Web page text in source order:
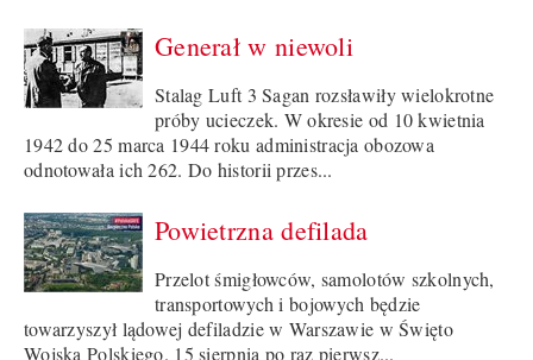
Generał w niewoli
Stalag Luft 3 Sagan rozsławiły wielokrotne
próby ucieczek. W okresie od 10 kwietnia
1942 do 25 marca 1944 roku administracja obozowa
odnotowała ich 262. Do historii przes...
Powietrzna defilada
Przelot śmigłowców, samolotów szkolnych,
transportowych i bojowych będzie
towarzyszył lądowej defiladzie w Warszawie w Święto
Wojska Polskiego. 15 sierpnia po raz pierwsz...